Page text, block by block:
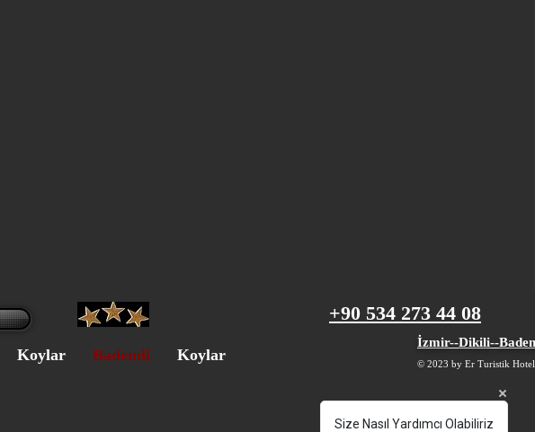
Koylar Bademli Koylar
+90 534 273 44 08
İzmir--Dikili--
© 2023 by Er Turistik
Size Nasıl Yardımcı Olabiliriz